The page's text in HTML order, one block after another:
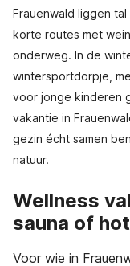
Frauenwald liggen
korte routes met
onderweg. In de
wintersportdorpje,
voor jonge kinderen
vakantie in
gezin écht samen
natuur.
Wellness
sauna of
Voor wie in